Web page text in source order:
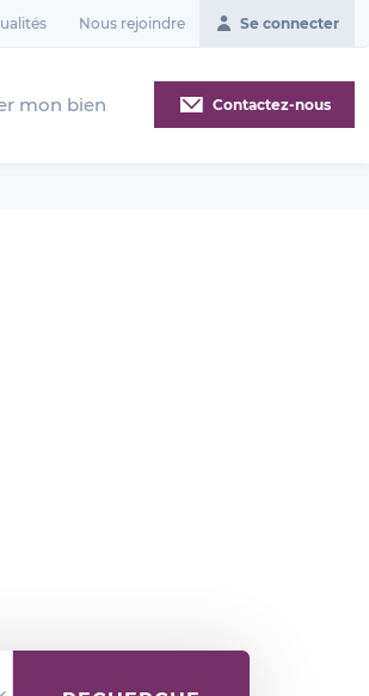
Nous rejoindre Se connecter
mon bien Contactez-nous